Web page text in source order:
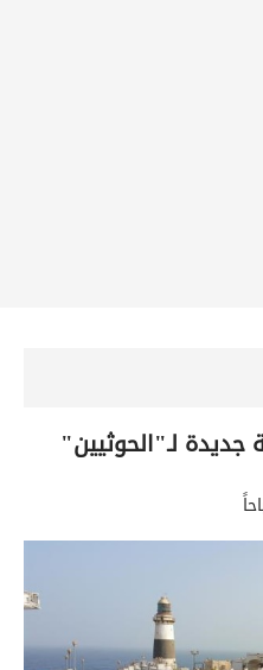
لـ"الحوثيين"